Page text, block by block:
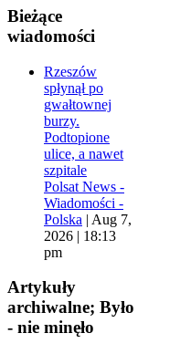
Bieżące
wiadomości
Rzeszów
spłynął po
gwałtownej
burzy.
Podtopione
ulice, a nawet
szpitale
Polsat News -
Wiadomości -
Polska | Aug 7,
2026 | 18:13
pm
Artykuły
archiwalne; Było
- nie minęło